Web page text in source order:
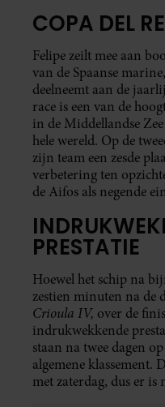
COPA DEL
Felipe zeilt mee aan
van de Spaanse
deelneemt aan de
race is een van de
in de Middellandse
hele wereld. Op de
zijn team een zesde
verbetering ten
de Aifos als negende
PRESTATIE
Hoewel het schip na
zestien minuten na de
Crioula IV, over de
indrukwekkende
staan na twee dagen
algemene klassement.
met zaterdag, dus er